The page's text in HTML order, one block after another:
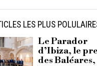
LES PLUS
Le Parador
d’Ibiza, le
des Baléares,